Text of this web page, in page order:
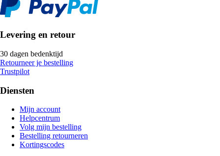
Levering en retour
30 dagen bedenktijd
Retourneer je bestelling
Trustpilot
Diensten
Mijn account
Helpcentrum
Volg mijn bestelling
Bestelling retourneren
Kortingscodes